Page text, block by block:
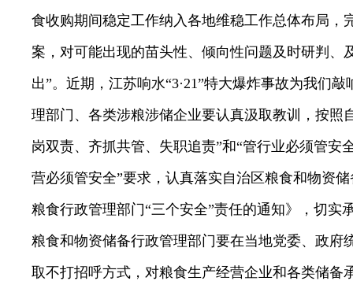
食收购期间稳定工作纳入各地维稳工作总体布局，
案，对可能出现的苗头性、倾向性问题及时研判、
出”。近期，江苏响水“3·21”特大爆炸事故为我们敲
理部门、各类涉粮涉储企业要认真汲取教训，按照
岗双责、齐抓共管、失职追责”和“管行业必须管安
营必须管安全”要求， 认真落实自治区粮食和物资
粮食行政管理部门“三个安全”责任的通知》，切实
粮食和物资储备行政管理部门要在当地党委、政府
取不打招呼方式，对粮食生产经营企业和各类储备